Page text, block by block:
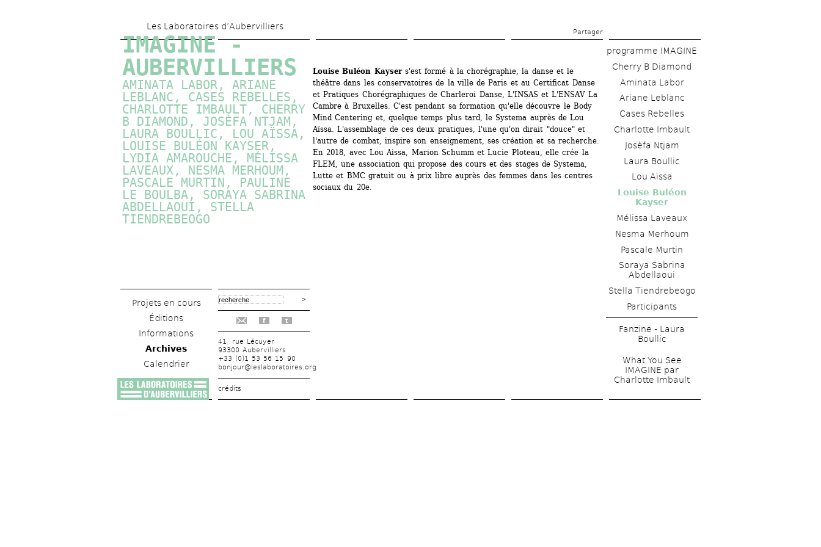
contenu
Les Laboratoires d’Aubervilliers
Partager
IMAGINE -
AUBERVILLIERS
AMINATA LABOR, ARIANE
LEBLANC, CASES REBELLES,
CHARLOTTE IMBAULT, CHERRY
B DIAMOND, JOSÈFA NTJAM,
LAURA BOULLIC, LOU AÏSSA,
LOUISE BULÉON KAYSER,
LYDIA AMAROUCHE, MÉLISSA
LAVEAUX, NESMA MERHOUM,
PASCALE MURTIN , PAULINE
LE BOULBA, SORAYA SABRINA
ABDELLAOUI, STELLA
TIENDREBEOGO
Projets en cours
Éditions
Informations
Archives
Calendrier
f t
41, rue Lécuyer
93300 Aubervilliers
+33 (0)1 53 56 15 90
bonjour@leslaboratoires.org
crédits
Louise Buléon Kaysers'est formé à la chorégraphie, la danse et le
théâtre dans les conservatoires de la ville de Paris et au Certificat Danse
et Pratiques Chorégraphiques de Charleroi Danse, L'INSAS et L'ENSAV La
Cambre à Bruxelles. C'est pendant sa formation qu'elle découvre le Body
Mind Centering et, quelque temps plus tard, le Systema auprès de Lou
Aïssa. L'assemblage de ces deux pratiques, l'une qu'on dirait "douce" et
l'autre de combat, inspire son enseignement, ses création et sa recherche.
En 2018, avec Lou Aissa, Marion Schumm et Lucie Ploteau, elle crée la
FLEM, une association qui propose des cours et des stages de Systema,
Lutte et BMC gratuit ou à prix libre auprès des femmes dans les centres
sociaux du 20e.
programme IMAGINE
Cherry B Diamond
Aminata Labor
Ariane Leblanc
Cases Rebelles
Charlotte Imbault
Josèfa Ntjam
Laura Boullic
Lou Aïssa
Louise Buléon
Kayser
Mélissa Laveaux
Nesma Merhoum
Pascale Murtin
Soraya Sabrina
Abdellaoui
Stella Tiendrebeogo
Fanzine - Laura
Boullic
What You See
IMAGINE par
Charlotte Imbault